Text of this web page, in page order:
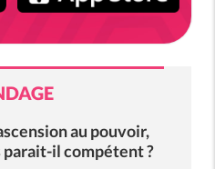
au pouvoir,
il compétent ?